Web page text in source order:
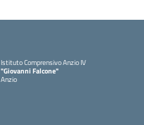
Istituto Comprensivo Anzio IV
"Giovanni Falcone"
Anzio